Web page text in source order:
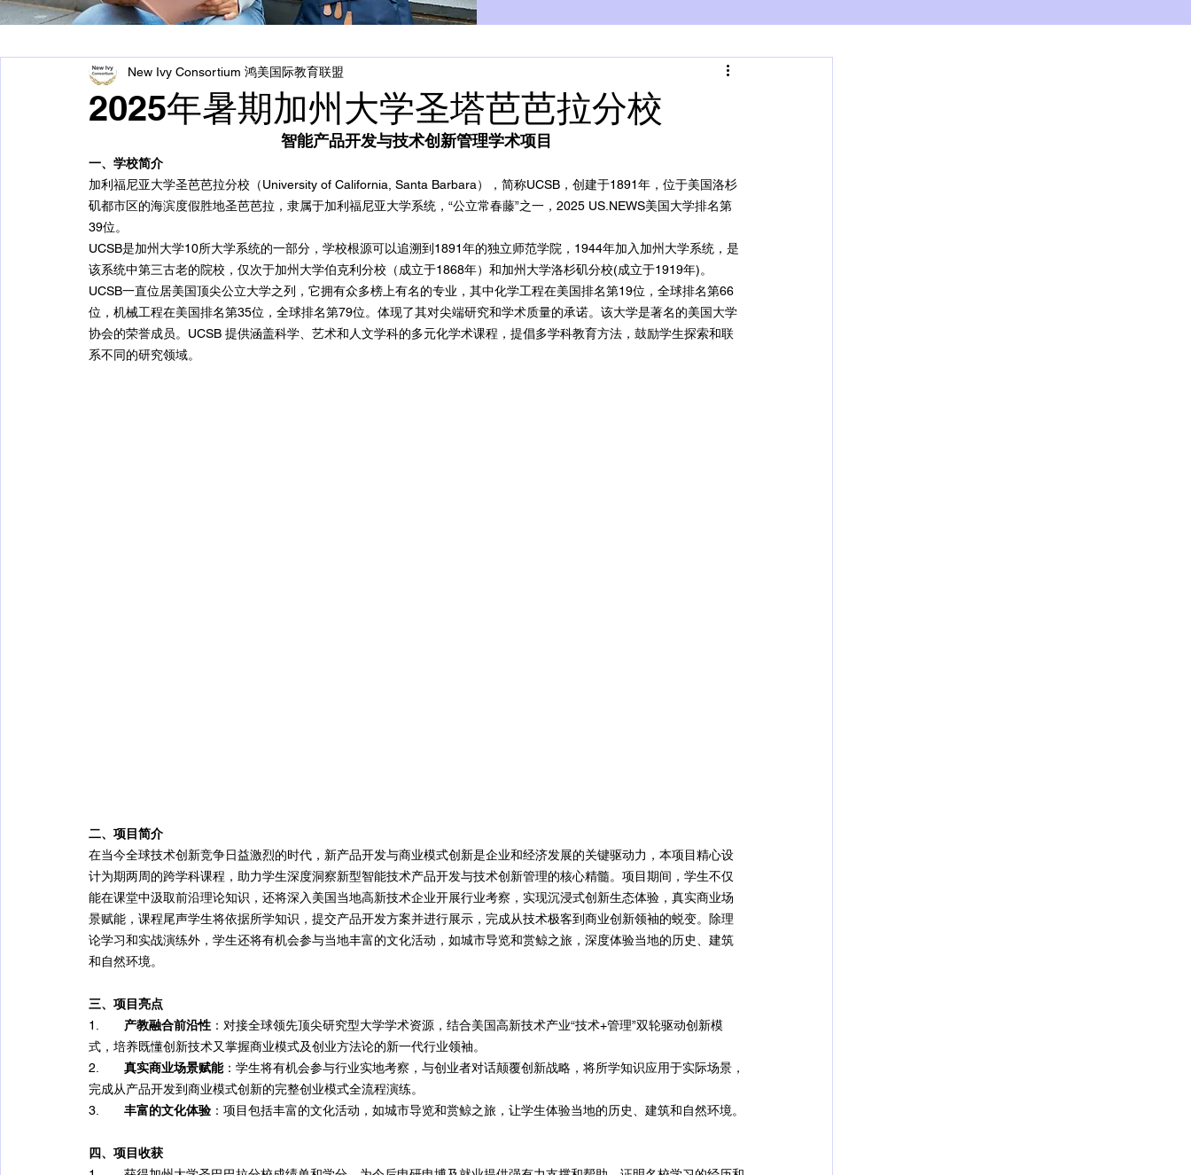
2025年暑期加州大学圣塔芭芭拉分校
New Ivy Consortium 鸿美国际教育联盟
智能产品开发与技术创新管理学术项目
一、学校简介
加利福尼亚大学圣芭芭拉分校（University of California, Santa Barbara），简称UCSB，创建于1891年，位于美国洛杉
矶都市区的海滨度假胜地圣芭芭拉，隶属于加利福尼亚大学系统，“公立常春藤”之一，2025 US.NEWS美国大学排名第
39位。
UCSB是加州大学10所大学系统的一部分，学校根源可以追溯到1891年的独立师范学院，1944年加入加州大学系统，是
该系统中第三古老的院校，仅次于加州大学伯克利分校（成立于1868年）和加州大学洛杉矶分校(成立于1919年)。
UCSB一直位居美国顶尖公立大学之列，它拥有众多榜上有名的专业，其中化学工程在美国排名第19位，全球排名第66
位，机械工程在美国排名第35位，全球排名第79位。体现了其对尖端研究和学术质量的承诺。该大学是著名的美国大学
协会的荣誉成员。UCSB 提供涵盖科学、艺术和人文学科的多元化学术课程，提倡多学科教育方法，鼓励学生探索和联
系不同的研究领域。
二、项目简介
在当今全球技术创新竞争日益激烈的时代，新产品开发与商业模式创新是企业和经济发展的关键驱动力，本项目精心设
计为期两周的跨学科课程，助力学生深度洞察新型智能技术产品开发与技术创新管理的核心精髓。项目期间，学生不仅
能在课堂中汲取前沿理论知识，还将深入美国当地高新技术企业开展行业考察，实现沉浸式创新生态体验，真实商业场
景赋能，课程尾声学生将依据所学知识，提交产品开发方案并进行展示，完成从技术极客到商业创新领袖的蜕变。除理
论学习和实战演练外，学生还将有机会参与当地丰富的文化活动，如城市导览和赏鲸之旅，深度体验当地的历史、建筑
和自然环境。
三、项目亮点
1. 产教融合前沿性 ：对接全球领先顶尖研究型大学学术资源，结合美国高新技术产业“技术+管理”双轮驱动创新模
式，培养既懂创新技术又掌握商业模式及创业方法论的新一代行业领袖。
2. 真实商业场景赋能：学生将有机会参与行业实地考察，与创业者对话颠覆创新战略，将所学知识应用于实际场景，
完成从产品开发到商业模式创新的完整创业模式全流程演练。
3. 丰富的文化体验 ：项目包括丰富的文化活动，如城市导览和赏鲸之旅，让学生体验当地的历史、建筑和自然环境。
四、项目收获